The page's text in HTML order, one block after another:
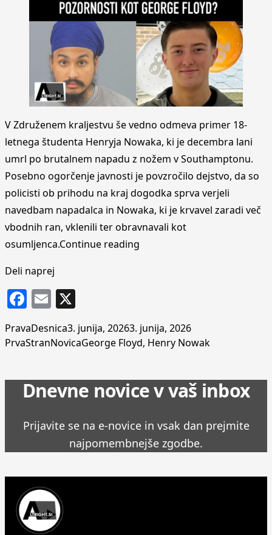
V Združenem kraljestvu še vedno odmeva primer 18-
letnega študenta Henryja Nowaka, ki je decembra lani
umrl po brutalnem napadu z nožem v Southamptonu.
Posebno ogorčenje javnosti je povzročilo dejstvo, da so
policisti ob prihodu na kraj dogodka sprva verjeli
navedbam napadalca in Nowaka, ki je krvavel zaradi več
vbodnih ran, vklenili ter obravnavali kot
osumljenca.Continue reading
Deli naprej
Facebook
Email
Posted by
PravaDesnica3. junija, 20263. junija, 2026Posted in
PrvaStranNovicaTags:
George Floyd, Henry Nowak
Dnevne novice v vaš inbox
Prijavite se na e-novice in vsak dan prejmite
najpomembnejše zgodbe.